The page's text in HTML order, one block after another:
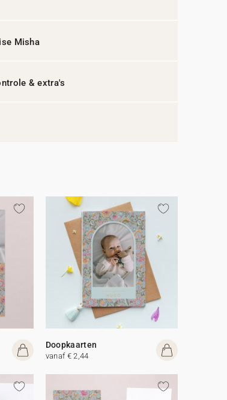
Misha
& extra's
Doopkaarten
vanaf € 2,44